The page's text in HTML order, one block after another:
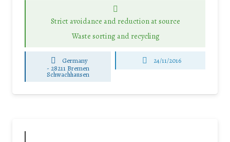
Strict avoidance and reduction at source
Waste sorting and recycling
Germany
- 28211 Bremen
Schwachhausen
24/11/2016